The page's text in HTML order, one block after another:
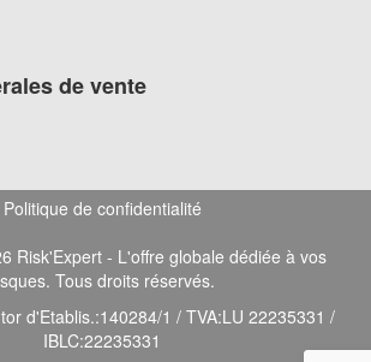
de vente
Politique de confidentialité
Risk'Expert - L'offre globale dédiée à vos
Tous droits réservés.
d'Etablis.:140284/1 / TVA:LU 22235331 /
IBLC:22235331